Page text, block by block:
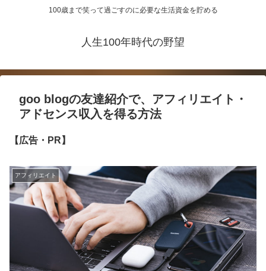
100歳まで笑って過ごすのに必要な生活資金を貯める
人生100年時代の野望
goo blogの友達紹介で、アフィリエイト・
アドセンス収入を得る方法
【広告・PR】
アフィリエイト